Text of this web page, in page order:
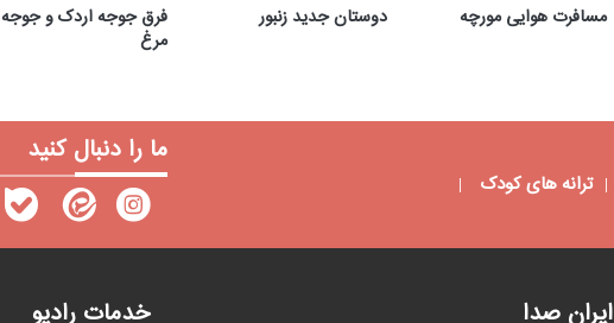
مسافرت هوایی مورچه دوستان جدید زنبور
فرق جوجه اردک و جوجه
مرغ
ترانه های کودک
ما را دنبال کنید
ایران صدا خدمات رادیو